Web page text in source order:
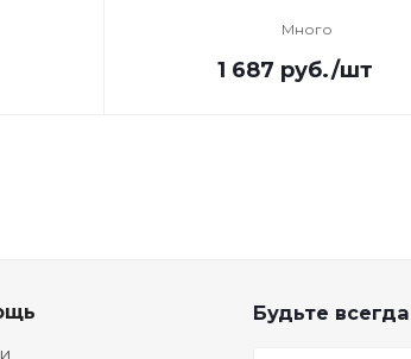
Много
1 687 руб./шт
Будьте